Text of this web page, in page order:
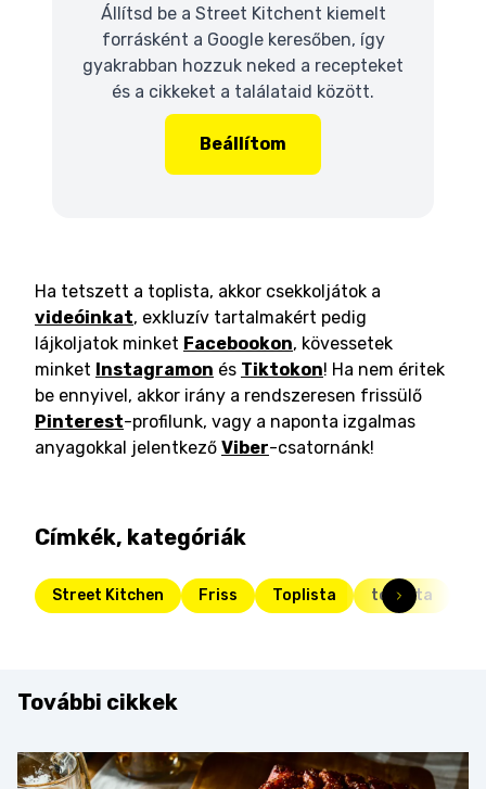
Állítsd be a Street Kitchent kiemelt
forrásként a Google keresőben, így
gyakrabban hozzuk neked a recepteket
és a cikkeket a találataid között.
Beállítom
Ha tetszett a toplista, akkor csekkoljátok a
videóinkat, exkluzív tartalmakért pedig
lájkoljatok minket Facebookon, kövessetek
minket Instagramon és Tiktokon! Ha nem éritek
be ennyivel, akkor irány a rendszeresen frissülő
Pinterest-profilunk, vagy a naponta izgalmas
anyagokkal jelentkező Viber-csatornánk!
Címkék, kategóriák
Street Kitchen Friss Toplista toplista
További cikkek